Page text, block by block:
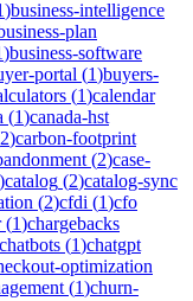
)business-intelligence
plan
)business-software
portal (1)buyers-
(1)calendar
(1)canada-hst
2)carbon-footprint
(2)case-
)catalog (2)catalog-sync
(2)cfdi (1)cfo
(1)chargebacks
chatbots (1)chatgpt
optimization
(1)churn-